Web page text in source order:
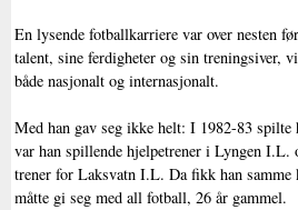
En lysende fotballkarriere var over nesten
talent, sine ferdigheter og sin treningsiver,
både nasjonalt og internasjonalt.
Med han gav seg ikke helt: I 1982-83
var han spillende hjelpetrener i Lyngen I.L.
trener for Laksvatn I.L. Da fikk han samme
måtte gi seg med all fotball, 26 år gammel.